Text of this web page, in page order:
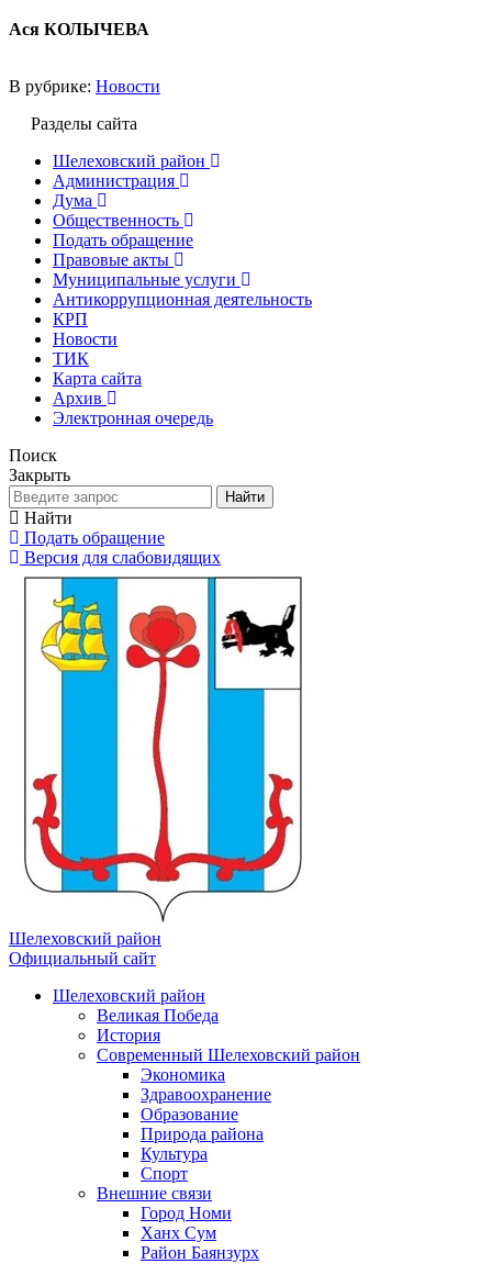
Ася КОЛЫЧЕВА
В рубрике: Новости
Разделы сайта
Шелеховский район
Администрация
Дума
Общественность
Подать обращение
Правовые акты
Муниципальные услуги
Антикоррупционная деятельность
КРП
Новости
ТИК
Карта сайта
Архив
Электронная очередь
Поиск
Закрыть
Найти
Найти
Подать обращение
Версия для слабовидящих
Шелеховский район
Официальный сайт
Шелеховский район
Великая Победа
История
Современный Шелеховский район
Экономика
Здравоохранение
Образование
Природа района
Культура
Спорт
Внешние связи
Город Номи
Ханх Сум
Район Баянзурх